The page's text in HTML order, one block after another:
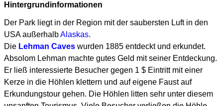
Hintergrundinformationen
Der Park liegt in der Region mit der saubersten Luft in den
USA außerhalbAlaskas.
Die Lehman Caves wurden 1885 entdeckt und erkundet.
Absolom Lehman machte gutes Geld mit seiner Entdeckung.
Er ließ interessierte Besucher gegen 1 $ Eintritt mit einer
Kerze in die Höhlen klettern und auf eigene Faust auf
Erkundungstour gehen. Die Höhlen litten sehr unter diesem